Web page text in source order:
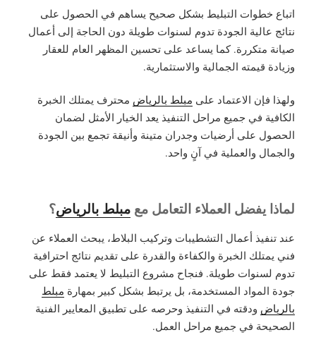
اتباع خطوات التبليط بشكل صحيح يساهم في الحصول على
نتائج عالية الجودة تدوم لسنوات طويلة دون الحاجة إلى أعمال
صيانة متكررة. كما يساعد على تحسين المظهر العام للعقار
وزيادة قيمته الجمالية والاستثمارية.
ولهذا فإن الاعتماد على مبلط بالرياض محترف يمتلك الخبرة
الكافية في جميع مراحل التنفيذ يعد الخيار الأمثل لضمان
الحصول على أرضيات وجدران متينة وأنيقة تجمع بين الجودة
والجمال والعملية في آنٍ واحد.
لماذا يفضل العملاء التعامل مع مبلط بالرياض؟
عند تنفيذ أعمال التشطيبات وتركيب البلاط، يبحث العملاء عن
فني يمتلك الخبرة والكفاءة والقدرة على تقديم نتائج احترافية
تدوم لسنوات طويلة. فنجاح مشروع التبليط لا يعتمد فقط على
جودة المواد المستخدمة، بل يرتبط بشكل كبير بمهارة مبلط
بالرياض ودقته في التنفيذ وحرصه على تطبيق المعايير الفنية
الصحيحة في جميع مراحل العمل.